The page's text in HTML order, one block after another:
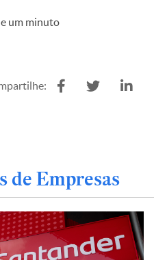
um minuto
de Empresas